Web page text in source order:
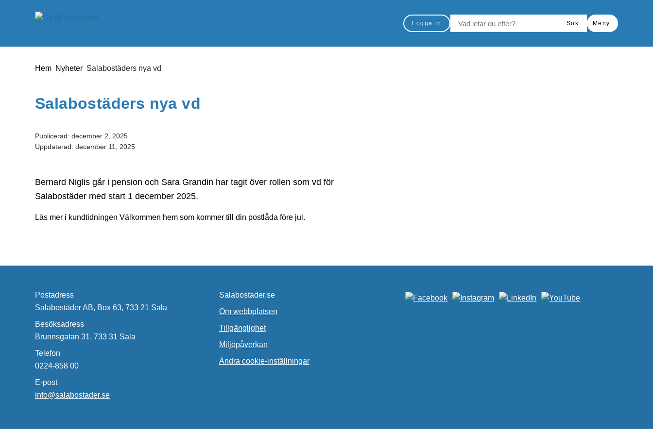
Gå till innehåll
Logga in
Sök
Meny
Du är här:
Hem Nyheter Salabostäders nya vd
Salabostäders nya vd
Publicerad: december 2, 2025
Uppdaterad: december 11, 2025
Bernard Niglis går i pension och Sara Grandin har tagit över rollen som vd för
Salabostäder med start 1 december 2025.
Läs mer i kundtidningen Välkommen hem som kommer till din postlåda före jul.
Postadress
Salabostäder AB, Box 63, 733 21 Sala
Besöksadress
Brunnsgatan 31, 733 31 Sala
Telefon
0224-858 00
E-post
info@salabostader.se
Salabostader.se
Om webbplatsen
Tillgänglighet
Miljöpåverkan
Ändra cookie-inställningar